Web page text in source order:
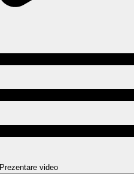
Prezentare video